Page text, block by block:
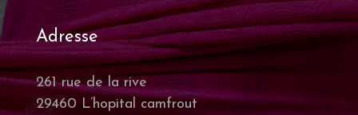
Adresse
261 rue de la rive
29460 L’hopital camfrout